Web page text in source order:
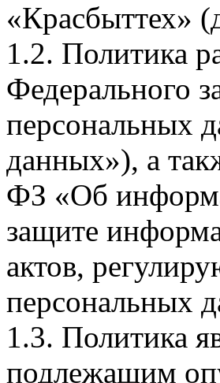
«Красбыттех»
1.2. Политика
Федерального
персональных
данных»), а
ФЗ «Об
защите
актов,
персональных
1.3. Политика
подлежащим